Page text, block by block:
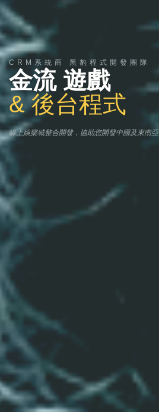
CRM系統商 黑豹程式開發團隊
金流 遊戲
& 後台程式
線上娛樂城整合開發，協助您開發中國及東南